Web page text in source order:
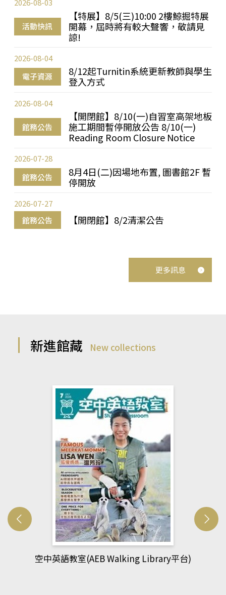
活動快訊
【特展】8/5(三)10:00 2樓鯨掘特展
開幕，屆時將有較大聲響，敬請見
諒!
2026-08-03
電子資源
8/12起Turnitin系統更新教師與學生
登入方式
2026-08-04
館務公告
【開閉館】8/10(一)自習室高架地板
施工期間暫停開放公告 8/10(一)
Reading Room Closure Notice
2026-08-04
館務公告
8月4日(二)因場地布置, 圖書館2F 暫
停開放
2026-07-28
館務公告 【開閉館】8/2清潔公告
2026-07-27
更多訊息
新進館藏 New collections
網管人(kono平台)